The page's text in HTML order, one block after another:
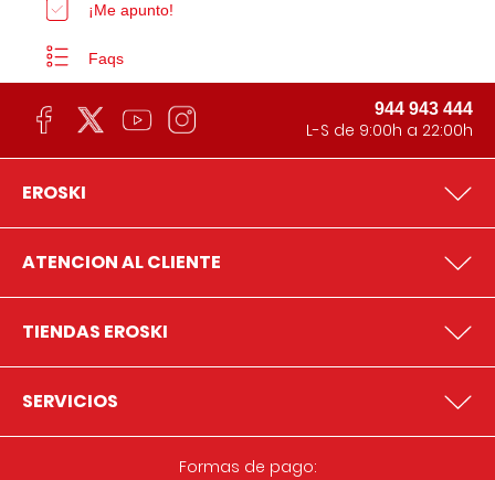
¡Me apunto!
Faqs
944 943 444
L-S de 9:00h a 22:00h
EROSKI
ATENCION AL CLIENTE
TIENDAS EROSKI
SERVICIOS
Formas de pago: